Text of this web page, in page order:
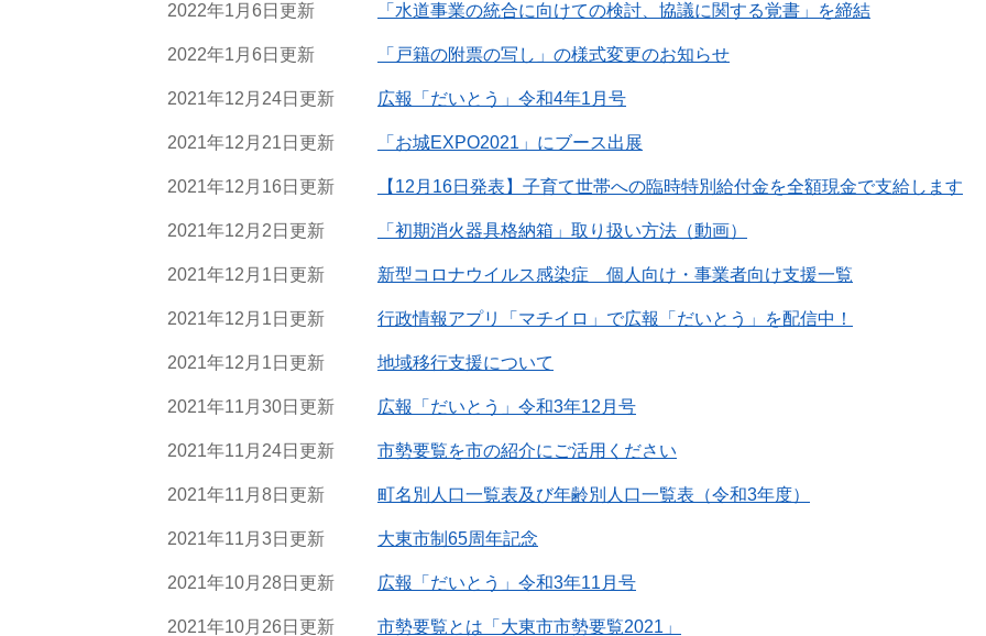
2022年1月6日更新 「水道事業の統合に向けての検討、協議に関する覚書」を締結
2022年1月6日更新 「戸籍の附票の写し」の様式変更のお知らせ
2021年12月24日更新 広報「だいとう」令和4年1月号
2021年12月21日更新 「お城EXPO2021」にブース出展
2021年12月16日更新 【12月16日発表】子育て世帯への臨時特別給付金を全額現金で支給します
2021年12月2日更新 「初期消火器具格納箱」取り扱い方法（動画）
2021年12月1日更新 新型コロナウイルス感染症 個人向け・事業者向け支援一覧
2021年12月1日更新 行政情報アプリ「マチイロ」で広報「だいとう」を配信中！
2021年12月1日更新 地域移行支援について
2021年11月30日更新 広報「だいとう」令和3年12月号
2021年11月24日更新 市勢要覧を市の紹介にご活用ください
2021年11月8日更新 町名別人口一覧表及び年齢別人口一覧表（令和3年度）
2021年11月3日更新 大東市制65周年記念
2021年10月28日更新 広報「だいとう」令和3年11月号
2021年10月26日更新 市勢要覧とは「大東市市勢要覧2021」